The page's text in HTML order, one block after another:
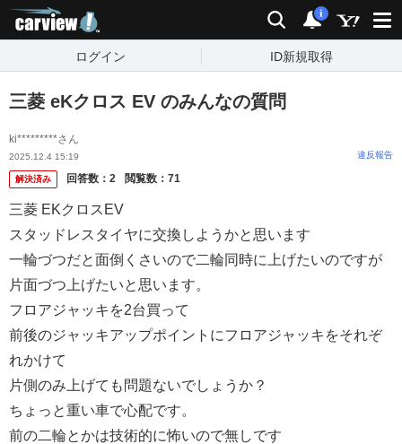
検索 通知
i
ログイン ID新規取得
三菱 eKクロス EV のみんなの質問
ki*********さん
2025.12.4 15:19 違反報告
解決済み 回答数： 2 閲覧数： 71
三菱 EKクロスEV
スタッドレスタイヤに交換しようかと思います
一輪づつだと面倒くさいので二輪同時に上げたいのですが
片面づつ上げたいと思います。
フロアジャッキを2台買って
前後のジャッキアップポイントにフロアジャッキをそれぞ
れかけて
片側のみ上げても問題ないでしょうか？
ちょっと重い車で心配です。
前の二輪とかは技術的に怖いので無しです